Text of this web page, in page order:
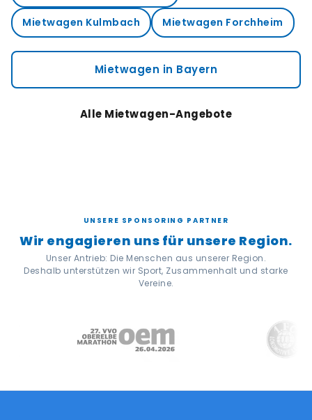
Mietwagen Kulmbach Mietwagen Forchheim
Mietwagen in Bayern
Alle Mietwagen-Angebote
UNSERE SPONSORING PARTNER
Wir engagieren uns für unsere Region.
Unser Antrieb: Die Menschen aus unserer Region.
Deshalb unterstützen wir Sport, Zusammenhalt und starke
Vereine.